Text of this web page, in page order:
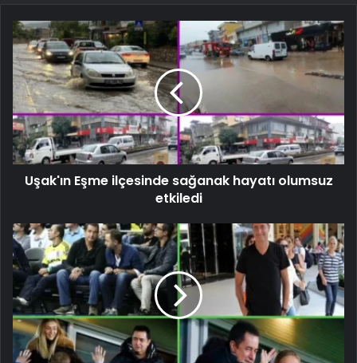
Uşak'ın Eşme ilçesinde sağanak hayatı olumsuz
etkiledi